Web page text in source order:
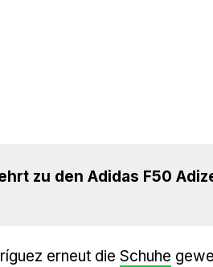
erneut die Schuhe